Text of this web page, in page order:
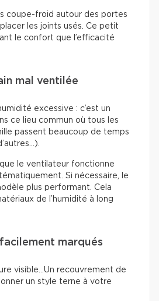
coupe-froid autour des portes
les joints usés. Ce petit
le confort que l’efficacité
mal ventilée
excessive : c’est un
ce lieu commun où tous les
passent beaucoup de temps
que le ventilateur fonctionne
Si nécessaire, le
plus performant. Cela
de l’humidité à long
marqués
visible…Un recouvrement de
un style terne à votre